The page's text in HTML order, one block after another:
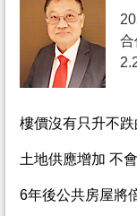
合
樓價沒有只升不
土地供應增加 不
6年後公共房屋將